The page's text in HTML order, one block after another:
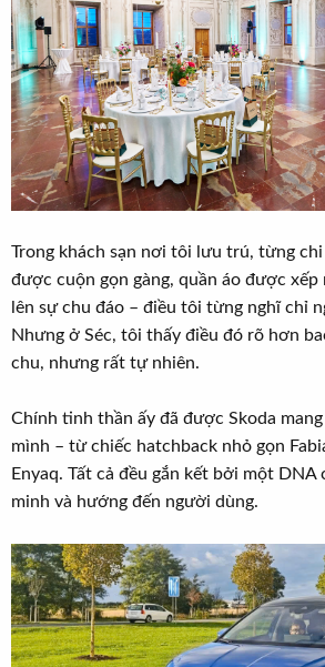
Trong khách sạn nơi tôi lưu trú, từng
được cuộn gọn gàng, quần áo được xếp
lên sự chu đáo – điều tôi từng nghĩ chỉ
Nhưng ở Séc, tôi thấy điều đó rõ hơn
chu, nhưng rất tự nhiên.
Chính tinh thần ấy đã được Skoda
mình – từ chiếc hatchback nhỏ gọn
Enyaq. Tất cả đều gắn kết bởi một DNA
minh và hướng đến người dùng.